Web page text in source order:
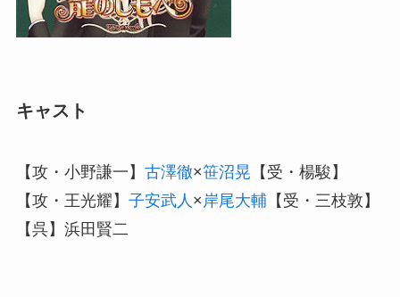
キャスト
【攻・小野謙一】 古澤徹×笹沼晃 【受・楊駿】
【攻・王光耀】 子安武人 × 岸尾大輔 【受・三枝敦】
【呉】浜田賢二